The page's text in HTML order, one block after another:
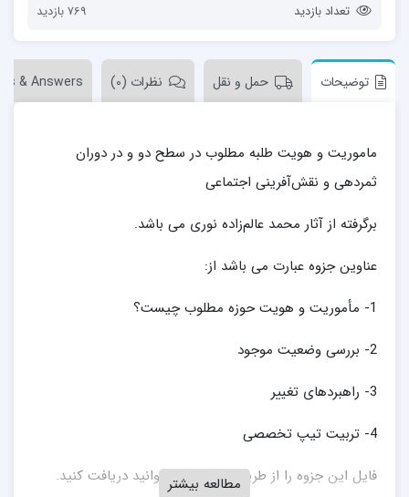
تعداد بازدید 769 بازدید
توضیحات حمل و نقل نظرات (0) & Answers
ماموریت و هویت طلبه مطلوب در سطح دو و در دوران
ثمردهی و نقش‌آفرینی اجتماعی
برگرفته از آثار محمد عالم‌زاده نوری می باشد.
عناوین جزوه عبارت می باشد از:
1- مأموریت و هویت حوزه مطلوب چیست؟
2- بررسی وضعیت موجود
3- راهبردهای تغییر
4- تربیت تیپ تخصصی
فایل این جزوه را از طریق پیوند زیر میتوانید دریافت کنید.
مطالعه بیشتر